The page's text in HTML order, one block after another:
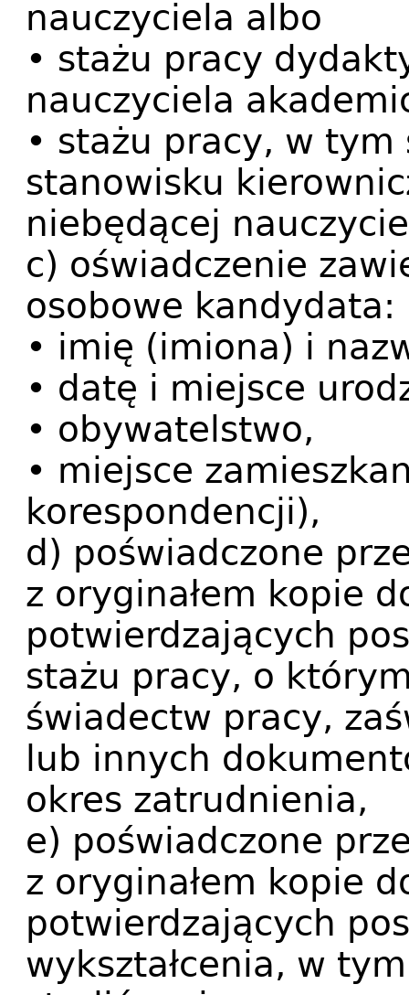
nauczyciela albo
• stażu pracy
nauczyciela
• stażu pracy, w
stanowisku
niebędącej
c) oświadczenie
osobowe kandydata:
• imię (imiona) i
• datę i miejsce
• obywatelstwo,
• miejsce
korespondencji),
d) poświadczone
z oryginałem kopie
potwierdzających
stażu pracy, o
świadectw pracy,
lub innych
okres zatrudnienia,
e) poświadczone
z oryginałem kopie
potwierdzających
wykształcenia, w